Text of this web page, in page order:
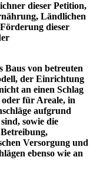
dieser Petition,
Ländlichen
dieser
Baus von betreuten
der Einrichtung
an einen Schlag
oder für Areale, in
aufgrund
sowie die
Versorgung und
ebenso wie an